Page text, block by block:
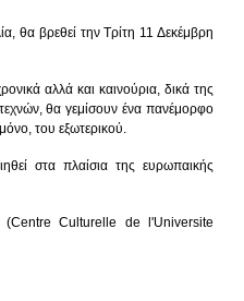
θα βρεθεί την Τρίτη 11 Δεκέμβρη
αλλά και καινούρια, δικά της
θα γεμίσουν ένα πανέμορφο
του εξωτερικού.
στα πλαίσια της ευρωπαικής
(Centre Culturelle de l'Universite